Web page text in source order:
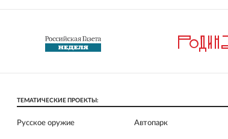
ТЕМАТИЧЕСКИЕ ПРОЕКТЫ:
Русское оружие Автопарк